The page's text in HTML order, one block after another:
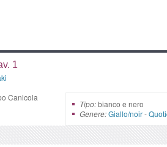
1
Canicola
Tipo:bianco e nero
Genere:Giallo/noir-